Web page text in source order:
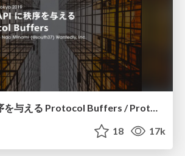
Web API に秩序を与える Protocol Buffers / Protocol Buffers for Web API #builderscon
18 17k